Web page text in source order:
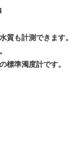
質も計測できます。
標準濁度計です。